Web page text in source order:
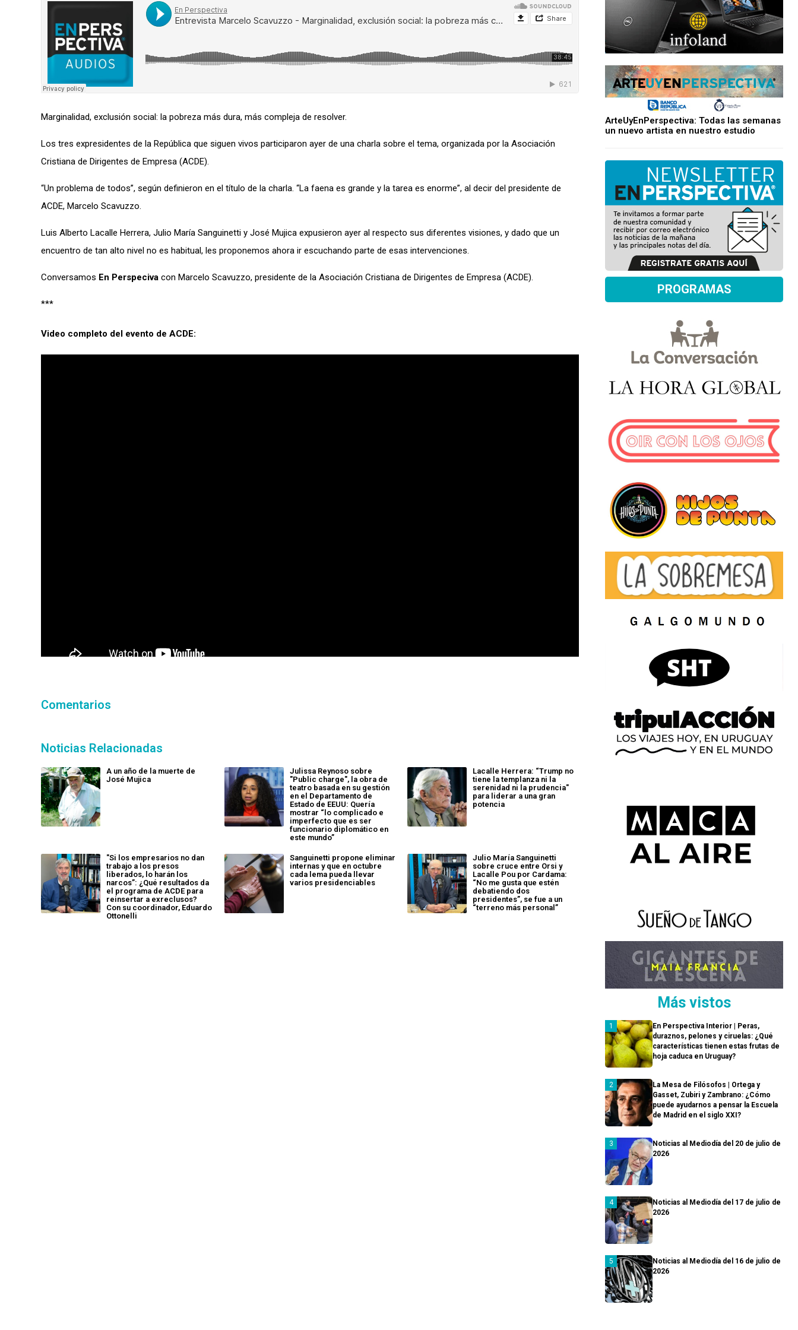
Marginalidad, exclusión social: la pobreza más dura, más compleja de resolver.
Los tres expresidentes de la República que siguen vivos participaron ayer de una charla sobre el tema, organizada por la Asociación
Cristiana de Dirigentes de Empresa (ACDE).
“Un problema de todos”, según definieron en el título de la charla. “La faena es grande y la tarea es enorme”, al decir del presidente de
ACDE, Marcelo Scavuzzo.
Luis Alberto Lacalle Herrera, Julio María Sanguinetti y José Mujica expusieron ayer al respecto sus diferentes visiones, y dado que un
encuentro de tan alto nivel no es habitual, les proponemos ahora ir escuchando parte de esas intervenciones.
Conversamos En Perspeciva con Marcelo Scavuzzo, presidente de la Asociación Cristiana de Dirigentes de Empresa (ACDE).
***
Video completo del evento de ACDE:
Comentarios
Noticias Relacionadas
A un año de la muerte de
José Mujica
Julissa Reynoso sobre
"Public charge", la obra de
teatro basada en su gestión
en el Departamento de
Estado de EEUU: Quería
mostrar “lo complicado e
imperfecto que es ser
funcionario diplomático en
este mundo”
Lacalle Herrera: “Trump no
tiene la templanza ni la
serenidad ni la prudencia"
para liderar a una gran
potencia
"Si los empresarios no dan
trabajo a los presos
liberados, lo harán los
narcos”: ¿Qué resultados da
el programa de ACDE para
reinsertar a exreclusos?
Con su coordinador, Eduardo
Ottonelli
Sanguinetti propone eliminar
internas y que en octubre
cada lema pueda llevar
varios presidenciables
Julio María Sanguinetti
sobre cruce entre Orsi y
Lacalle Pou por Cardama:
“No me gusta que estén
debatiendo dos
presidentes”, se fue a un
“terreno más personal”
ArteUyEnPerspectiva: Todas las semanas
un nuevo artista en nuestro estudio
PROGRAMAS
Más vistos
En Perspectiva Interior | Peras,
duraznos, pelones y ciruelas: ¿Qué
características tienen estas frutas de
hoja caduca en Uruguay?
La Mesa de Filósofos | Ortega y
Gasset, Zubiri y Zambrano: ¿Cómo
puede ayudarnos a pensar la Escuela
de Madrid en el siglo XXI?
Noticias al Mediodía del 20 de julio de
2026
Noticias al Mediodía del 17 de julio de
2026
Noticias al Mediodía del 16 de julio de
2026